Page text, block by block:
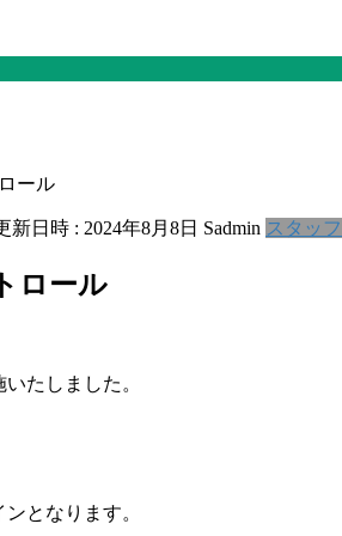
ール
新日時 : 2024年8月8日 Sadmin スタッ
ロール
たしました。
となります。